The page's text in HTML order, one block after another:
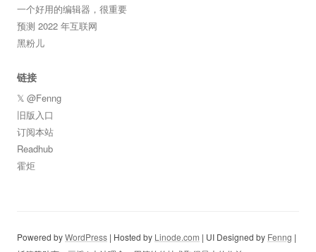
一个好用的编辑器，很重要
预测 2022 年互联网
黑粉儿
链接
𝕏 @Fenng
旧版入口
订阅本站
Readhub
霍炬
Powered byWordPress | Hosted by Linode.com | UI Designed by Fenng |